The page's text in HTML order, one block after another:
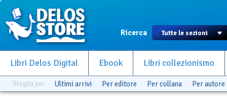
Ricerca
Libri Delos Digital Ebook Libri collezionismo
Sfoglia per Ultimi arrivi Per editore Per collana Per autore